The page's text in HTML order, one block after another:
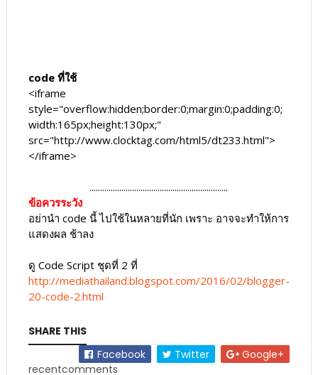
code ที่ใช้
<iframe
style="overflow:hidden;border:0;margin:0;padding:0;
width:165px;height:130px;"
src="http://www.clocktag.com/html5/dt233.html">
</iframe>
.................................................................
ข้อควรระวัง
อย่านำ code นี้ ไปใช้ในหลายที่นัก เพราะ อาจจะทำให้การ
แสดงผล ช้าลง
ดู Code Script ชุดที่ 2 ที่
http://mediathailand.blogspot.com/2016/02/blogger-
20-code-2.html
SHARE THIS
Facebook
Twitter
Google+
recentcomments